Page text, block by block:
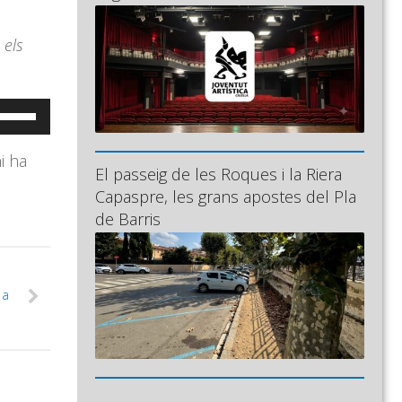
amunt/cap
ha
El passeig de les Roques i la Riera
Capaspre, les grans apostes del Pla
de Barris